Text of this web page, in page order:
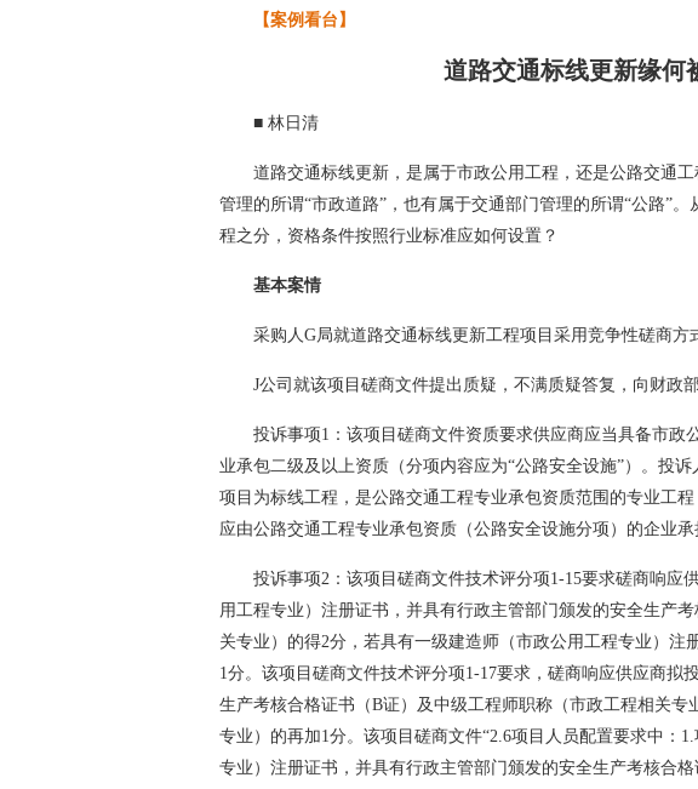
【案例看台】
道路交通标线更新缘何
■ 林日清
道路交通标线更新，是属于市政公用工程，还是公路交通
管理的所谓“市政道路”，也有属于交通部门管理的所谓“公路”
程之分，资格条件按照行业标准应如何设置？
基本案情
采购人G局就道路交通标线更新工程项目采用竞争性磋商方
J公司就该项目磋商文件提出质疑，不满质疑答复，向财政
投诉事项1：该项目磋商文件资质要求供应商应当具备市
业承包二级及以上资质（分项内容应为“公路安全设施”）。投
项目为标线工程，是公路交通工程专业承包资质范围的专业工
应由公路交通工程专业承包资质（公路安全设施分项）的企业承
投诉事项2：该项目磋商文件技术评分项1-15要求磋商响应
用工程专业）注册证书，并具有行政主管部门颁发的安全生产
关专业）的得2分，若具有一级建造师（市政公用工程专业）
1分。该项目磋商文件技术评分项1-17要求，磋商响应供应商
生产考核合格证书（B证）及中级工程师职称（市政工程相关
专业）的再加1分。该项目磋商文件“2.6项目人员配置要求中：
专业）注册证书，并具有行政主管部门颁发的安全生产考核合